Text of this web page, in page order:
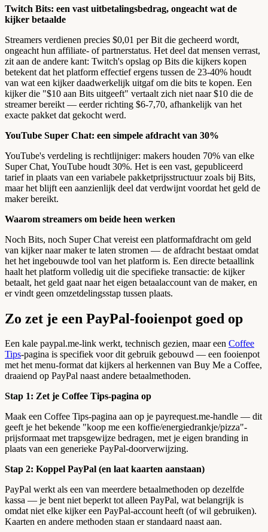
Twitch Bits: een vast uitbetalingsbedrag, ongeacht wat de
kijker betaalde
Streamers verdienen precies $0,01 per Bit die gecheerd wordt,
ongeacht hun affiliate- of partnerstatus. Het deel dat mensen verrast,
zit aan de andere kant: Twitch's opslag op Bits die kijkers kopen
betekent dat het platform effectief ergens tussen de 23-40% houdt
van wat een kijker daadwerkelijk uitgaf om die bits te kopen. Een
kijker die "$10 aan Bits uitgeeft" vertaalt zich niet naar $10 die de
streamer bereikt — eerder richting $6-7,70, afhankelijk van het
exacte pakket dat gekocht werd.
YouTube Super Chat: een simpele afdracht van 30%
YouTube's verdeling is rechtlijniger: makers houden 70% van elke
Super Chat, YouTube houdt 30%. Het is een vast, gepubliceerd
tarief in plaats van een variabele pakketprijsstructuur zoals bij Bits,
maar het blijft een aanzienlijk deel dat verdwijnt voordat het geld de
maker bereikt.
Waarom streamers om beide heen werken
Noch Bits, noch Super Chat vereist een platformafdracht om geld
van kijker naar maker te laten stromen — de afdracht bestaat omdat
het het ingebouwde tool van het platform is. Een directe betaallink
haalt het platform volledig uit die specifieke transactie: de kijker
betaalt, het geld gaat naar het eigen betaalaccount van de maker, en
er vindt geen omzetdelingsstap tussen plaats.
Zo zet je een PayPal-fooienpot goed op
Een kale paypal.me-link werkt, technisch gezien, maar een Coffee
Tips-pagina is specifiek voor dit gebruik gebouwd — een fooienpot
met het menu-format dat kijkers al herkennen van Buy Me a Coffee,
draaiend op PayPal naast andere betaalmethoden.
Stap 1: Zet je Coffee Tips-pagina op
Maak een Coffee Tips-pagina aan op je payrequest.me-handle — dit
geeft je het bekende "koop me een koffie/energiedrankje/pizza"-
prijsformaat met trapsgewijze bedragen, met je eigen branding in
plaats van een generieke PayPal-doorverwijzing.
Stap 2: Koppel PayPal (en laat kaarten aanstaan)
PayPal werkt als een van meerdere betaalmethoden op dezelfde
kassa — je bent niet beperkt tot alleen PayPal, wat belangrijk is
omdat niet elke kijker een PayPal-account heeft (of wil gebruiken).
Kaarten en andere methoden staan er standaard naast aan.